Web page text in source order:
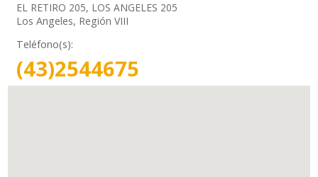
EL RETIRO 205, LOS ANGELES 205
Los Angeles, Región VIII
Teléfono(s):
(43)2544675